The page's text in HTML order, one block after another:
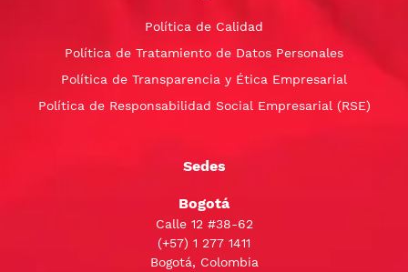
Política de Calidad
Política de Tratamiento de Datos Personales
Política de Transparencia y Ética Empresarial
Política de Responsabilidad Social Empresarial (RSE)
Sedes
Bogotá
Calle 12 #38-62
(+57) 1 277 1411
Bogotá, Colombia